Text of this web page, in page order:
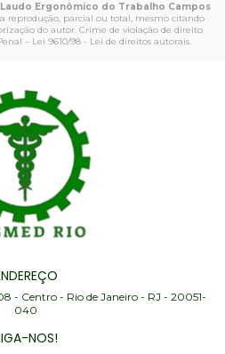
Ergonômico do Trabalho Campos
reprodução, parcial ou total, mesmo citando
do autor. Crime de violação de direito
– Lei 9610/98 - Lei de direitos autorais.
- Centro - Rio de Janeiro - RJ - 20051-
040
NOS!